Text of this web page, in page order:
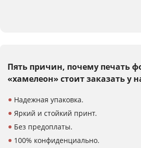
Пять причин, почему печать
«хамелеон» стоит заказать у
Надежная упаковка.
Яркий и стойкий принт.
Без предоплаты.
100% конфиденциально.